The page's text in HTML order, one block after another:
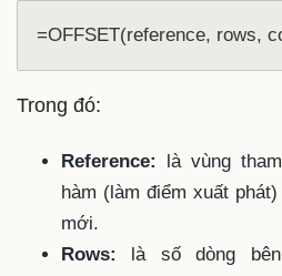
=OFFSET(reference, rows,
Trong đó:
Reference:
là vùng
hàm (làm điểm xuất
mới.
Rows:
là số dòng